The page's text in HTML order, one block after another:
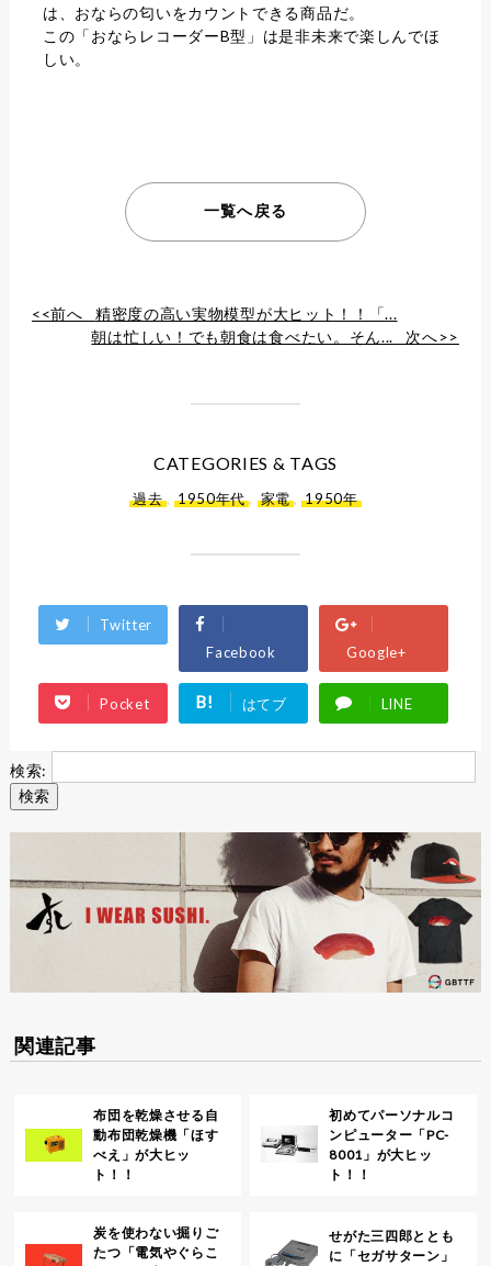
は、おならの匂いをカウントできる商品だ。
この「おならレコーダーB型」は是非未来で楽しんでほ
しい。
一覧へ戻る
<<前へ 精密度の高い実物模型が大ヒット！！「...
朝は忙しい！でも朝食は食べたい。そん... 次へ>>
CATEGORIES & TAGS
過去, 1950年代 , 家電,1950年
Twitter
Facebook
Google+
Pocket B! はてブ LINE
検索:
関連記事
布団を乾燥させる自
動布団乾燥機「ほす
べえ」が大ヒッ
ト！！
初めてパーソナルコ
ンピューター「PC-
8001」が大ヒッ
ト！！
炭を使わない掘りご
たつ「電気やぐらこ
せがた三四郎ととも
に「セガサターン」